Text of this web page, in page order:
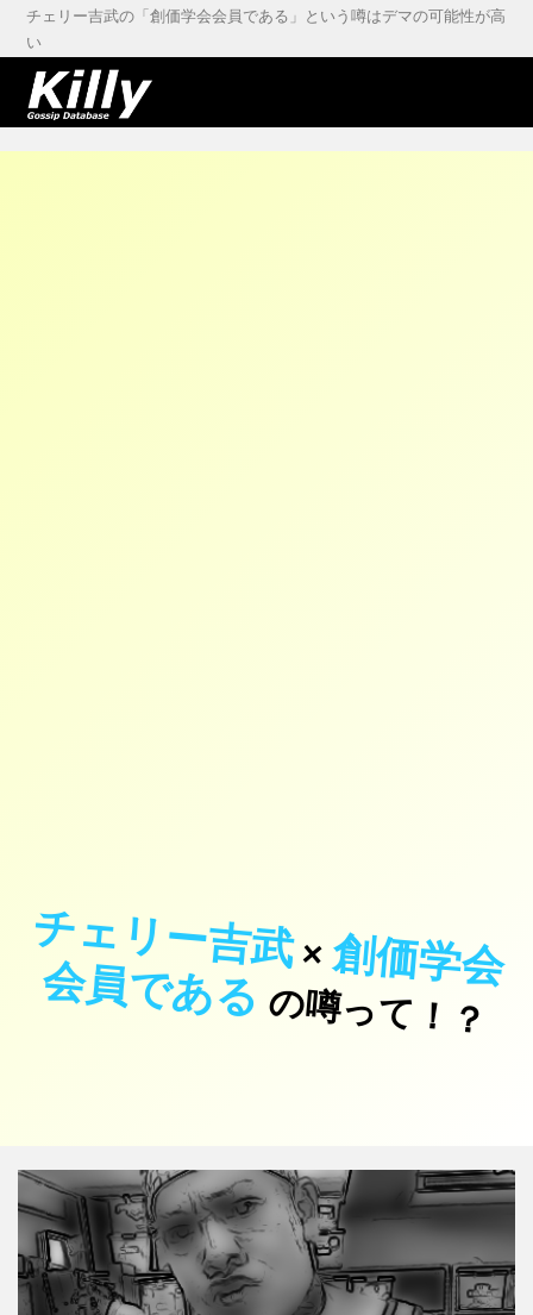
チェリー吉武の「創価学会会員である」という噂はデマの可能性が高
い
チェリー吉武×創
価
学
会
会 員
で
あ
る の噂って！？